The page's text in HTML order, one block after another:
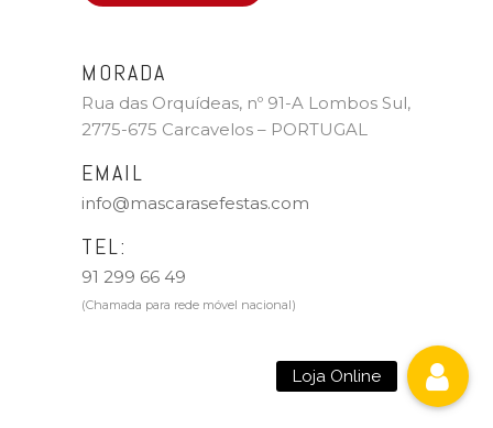
MORADA
Rua das Orquídeas, nº 91-A Lombos Sul,
2775-675 Carcavelos – PORTUGAL
EMAIL
info@mascarasefestas.com
TEL:
91 299 66 49
(Chamada para rede móvel nacional)
Loja Online